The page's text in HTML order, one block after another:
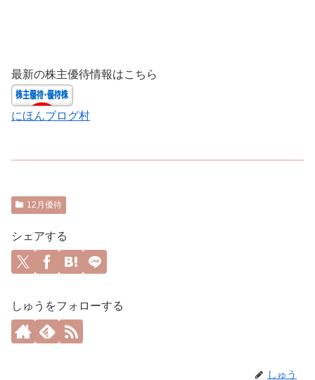
最新の株主優待情報はこちら
にほんブログ村
12月優待
シェアする
しゅうをフォローする
しゅう